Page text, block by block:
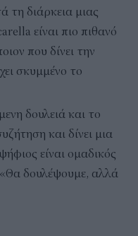
τη διάρκεια μιας
είναι πιο πιθανό
που δίνει την
σκυμμένο το
δουλειά και το
και δίνει μια
είναι ομαδικός
δουλέψουμε, αλλά